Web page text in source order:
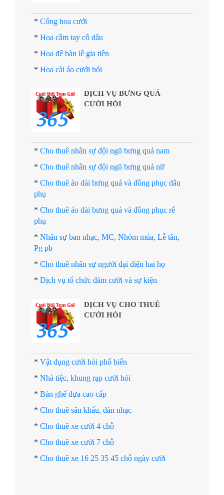
* Cổng hoa cưới
* Hoa cầm tay cô dâu
* Hoa để bàn lễ gia tiên
* Hoa cài áo cưới hỏi
DỊCH VỤ BƯNG QUẢ
CƯỚI HỎI
* Cho thuê nhân sự đội ngũ bưng quả nam
* Cho thuê nhân sự đội ngũ bưng quả nữ
* Cho thuê áo dài bưng quả và đồng phục dâu
phụ
* Cho thuê áo dài bưng quả và đồng phục rể
phụ
* Nhân sự ban nhạc, MC, Nhóm múa, Lễ tân,
Pg pb
* Cho thuê nhân sự người đại diện hai họ
* Dịch vụ tổ chức đám cưới và sự kiện
DỊCH VỤ CHO THUÊ
CƯỚI HỎI
* Vật dụng cưới hỏi phổ biến
* Nhà tiệc, khung rạp cưới hỏi
* Bàn ghế dựa cao cấp
* Cho thuê sân khấu, dàn nhạc
* Cho thuê xe cưới 4 chỗ
* Cho thuê xe cưới 7 chỗ
* Cho thuê xe 16 25 35 45 chỗ ngày cưới